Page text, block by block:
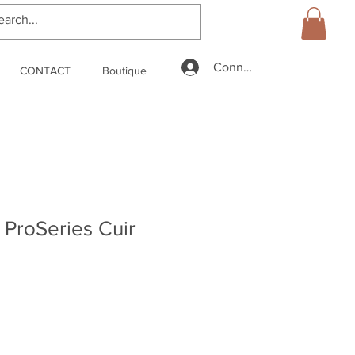
CONTACT Boutique Connexion
Cuir